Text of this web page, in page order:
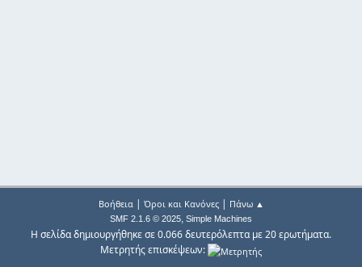
Βοήθεια| Όροι και Κανόνες| Πάνω ▲
SMF 2.1.6 © 2025, Simple Machines
Η σελίδα δημιουργήθηκε σε 0.066 δευτερόλεπτα με 20 ερωτήματα.
Μετρητής επισκέψεων: